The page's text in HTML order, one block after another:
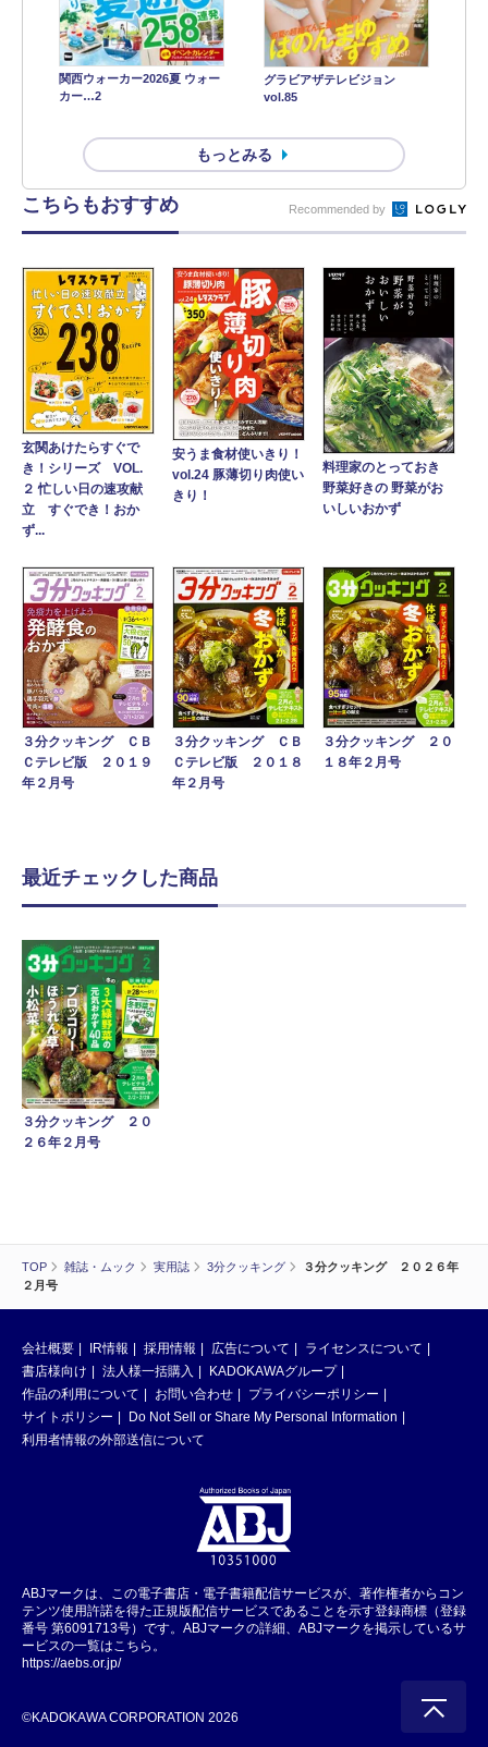
TOP 雑誌・ムック 実用誌 3分クッキング
３分クッキング ２０２６年
２月号
関西ウォーカー2026夏 ウォー
カー…2
グラビアザテレビジョン
vol.85
もっとみる
こちらもおすすめ Recommended by
玄関あけたらすぐで
き！シリーズ VOL.
２ 忙しい日の速攻献
立 すぐでき！おか
ず...
安うま食材使いきり！
vol.24 豚薄切り肉使い
きり！
料理家のとっておき
野菜好きの 野菜がお
いしいおかず
３分クッキング ＣＢ
Ｃテレビ版 ２０１９
年２月号
３分クッキング ＣＢ
Ｃテレビ版 ２０１８
年２月号
３分クッキング ２０
１８年２月号
最近チェックした商品
３分クッキング ２０
２６年２月号
会社概要 IR情報 採用情報 広告について
ライセンスについて
書店様向け
法人様一括購入
KADOKAWAグループ
作品の利用について
お問い合わせ
プライバシーポリシー
サイトポリシー
Do Not Sell or Share My Personal Information
利用者情報の外部送信について
ABJマークは、この電子書店・電子書籍配信サービスが、著作権者からコン
テンツ使用許諾を得た正規版配信サービスであることを示す登録商標（登録
番号 第6091713号）です。ABJマークの詳細、ABJマークを掲示しているサ
ービスの一覧はこちら。
https://aebs.or.jp/
©KADOKAWA CORPORATION 2026